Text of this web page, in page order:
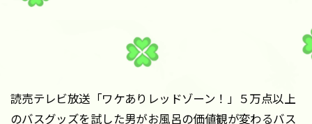
読売テレビ放送「ワケありレッドゾーン！」５万点以上
のバスグッズを試した男がお風呂の価値観が変わるバス